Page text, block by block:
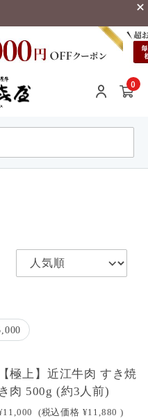
0
【極上】近江牛肉 すき焼
き肉 500g (約3人前)
(税込価格 ¥11,880 )